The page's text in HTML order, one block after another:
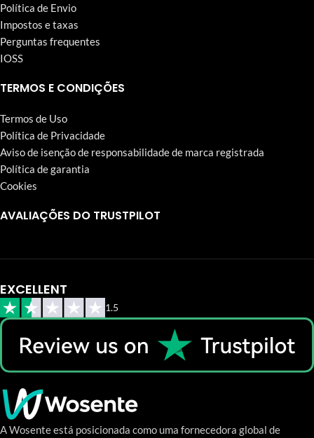
Política de Envio
Impostos e taxas
Perguntas frequentes
IOSS
TERMOS E CONDIÇÕES
Termos de Uso
Política de Privacidade
Aviso de isenção de responsabilidade de marca registrada
Política de garantia
Cookies
AVALIAÇÕES DO TRUSTPILOT
EXCELLENT
1.5
A Wosente está posicionada como uma fornecedora global de